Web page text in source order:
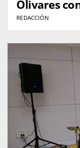
Olivares
REDACCIÓN